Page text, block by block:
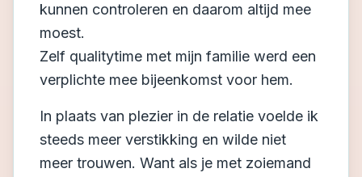
kunnen controleren en daarom altijd mee
moest.
Zelf qualitytime met mijn familie werd een
verplichte mee bijeenkomst voor hem.
In plaats van plezier in de relatie voelde ik
steeds meer verstikking en wilde niet
meer trouwen. Want als je met zoiemand